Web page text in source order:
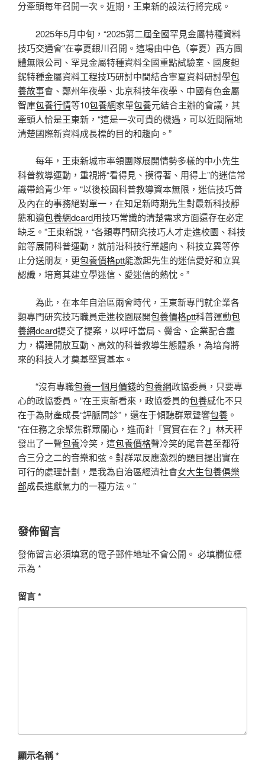
分牽頭每年召開一次。近期，王東新的設法行將完成。
2025年5月中旬，“2025第二屆全國罕見金屬特種資料
技巧交通會”在寧夏銀川召開。這場由中色（寧夏）西方團
體無限公司、罕見金屬特種資料全國重點試驗室、國度鉭
鈮特種金屬資料工程技巧研討中間結合寧夏資料研討學包
養故事會、鄭州年夜學、北京科技年夜學、中國有色金屬
智庫包養行情等10包養網家單包養元結合主辦的會議，其
牽頭人恰是王東新，“這是一次可貴的機遇，可以近間隔地
清楚國際新資料成長標的目的和趨向。”
每年，王東新城市率領團隊展開情勢多樣的中小先生
科普教導運動，重視將“看得見、摸得著、用得上”的迷信常
識帶給青少年。“以後校園科普教導資本無限，迷信技巧普
及內在的事務絕對單一，在知足新時期先生對最新科技靜
態和適包養網dcard用技巧常識的清楚需求方面還存在必定
缺乏。”王東新說，“各類專門研究技巧人才走進校園、科技
館等展開科普運動，就前沿科技行業趨向、科技立異等停
止分送朋友，更包養價格ptt能激起先生的迷信愛好和立異
認識，培育其建立學迷信、愛迷信的熱忱。”
為此，在本年自治區兩會時代，王東新專門就企業各
類專門研究技巧職員走進校園展開包養價格ptt科普運動包
養網dcard提交了提案，以呼吁當局、黌舍、企業配合盡
力，構建開放互動、高效的科普教導生態體系，為培育將
來的科技人才奠基堅實基本。
“沒有專職包養一個月價錢的包養網政協委員，只要專
心的政協委員。”在王東新看來，政協委員的包養感化不只
在于為財產成長“評脈問診”，還在于傾聽群眾聲響包養 。
“在任務之余聚焦群眾關心，進而針「實實在在？」林天秤
發出了一聲包養冷笑，這包養價格聲冷笑的尾音甚至都符
合三分之二的音樂和弦。對群眾反應激烈的題目提出實在
可行的處理計劃，是我為自治區經濟社會女大生包養俱樂
部成長進獻氣力的一種方法。”
發佈留言
發佈留言必須填寫的電子郵件地址不會公開。 必填欄位標
示為 *
留言*
顯示名稱*